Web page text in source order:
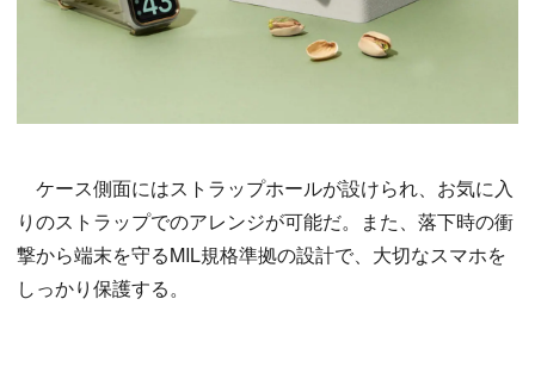
ケース側面にはストラップホールが設けられ、お気に入
りのストラップでのアレンジが可能だ。また、落下時の衝
撃から端末を守るMIL規格準拠の設計で、大切なスマホを
しっかり保護する。